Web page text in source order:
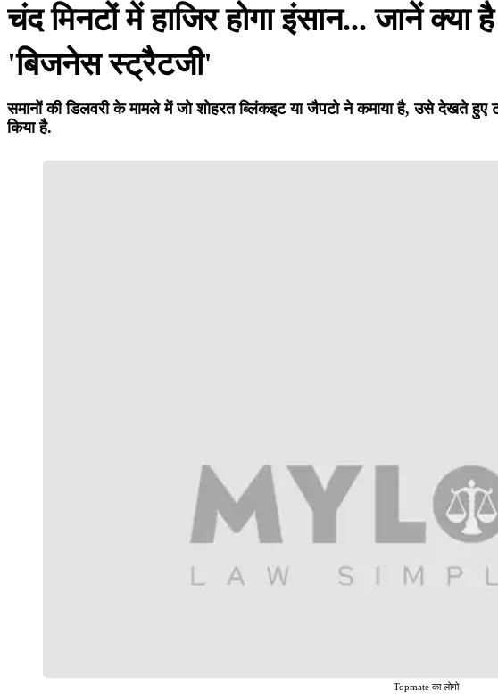
चंद मिनटों में हाजिर होगा इंसान... जानें
'बिजनेस स्ट्रैटजी'
समानों की डिलवरी के मामले में जो शोहरत ब्लिंकइट या जैपटो ने कमाया है, उसे देखते हुए
किया है.
Topmate का लोगो